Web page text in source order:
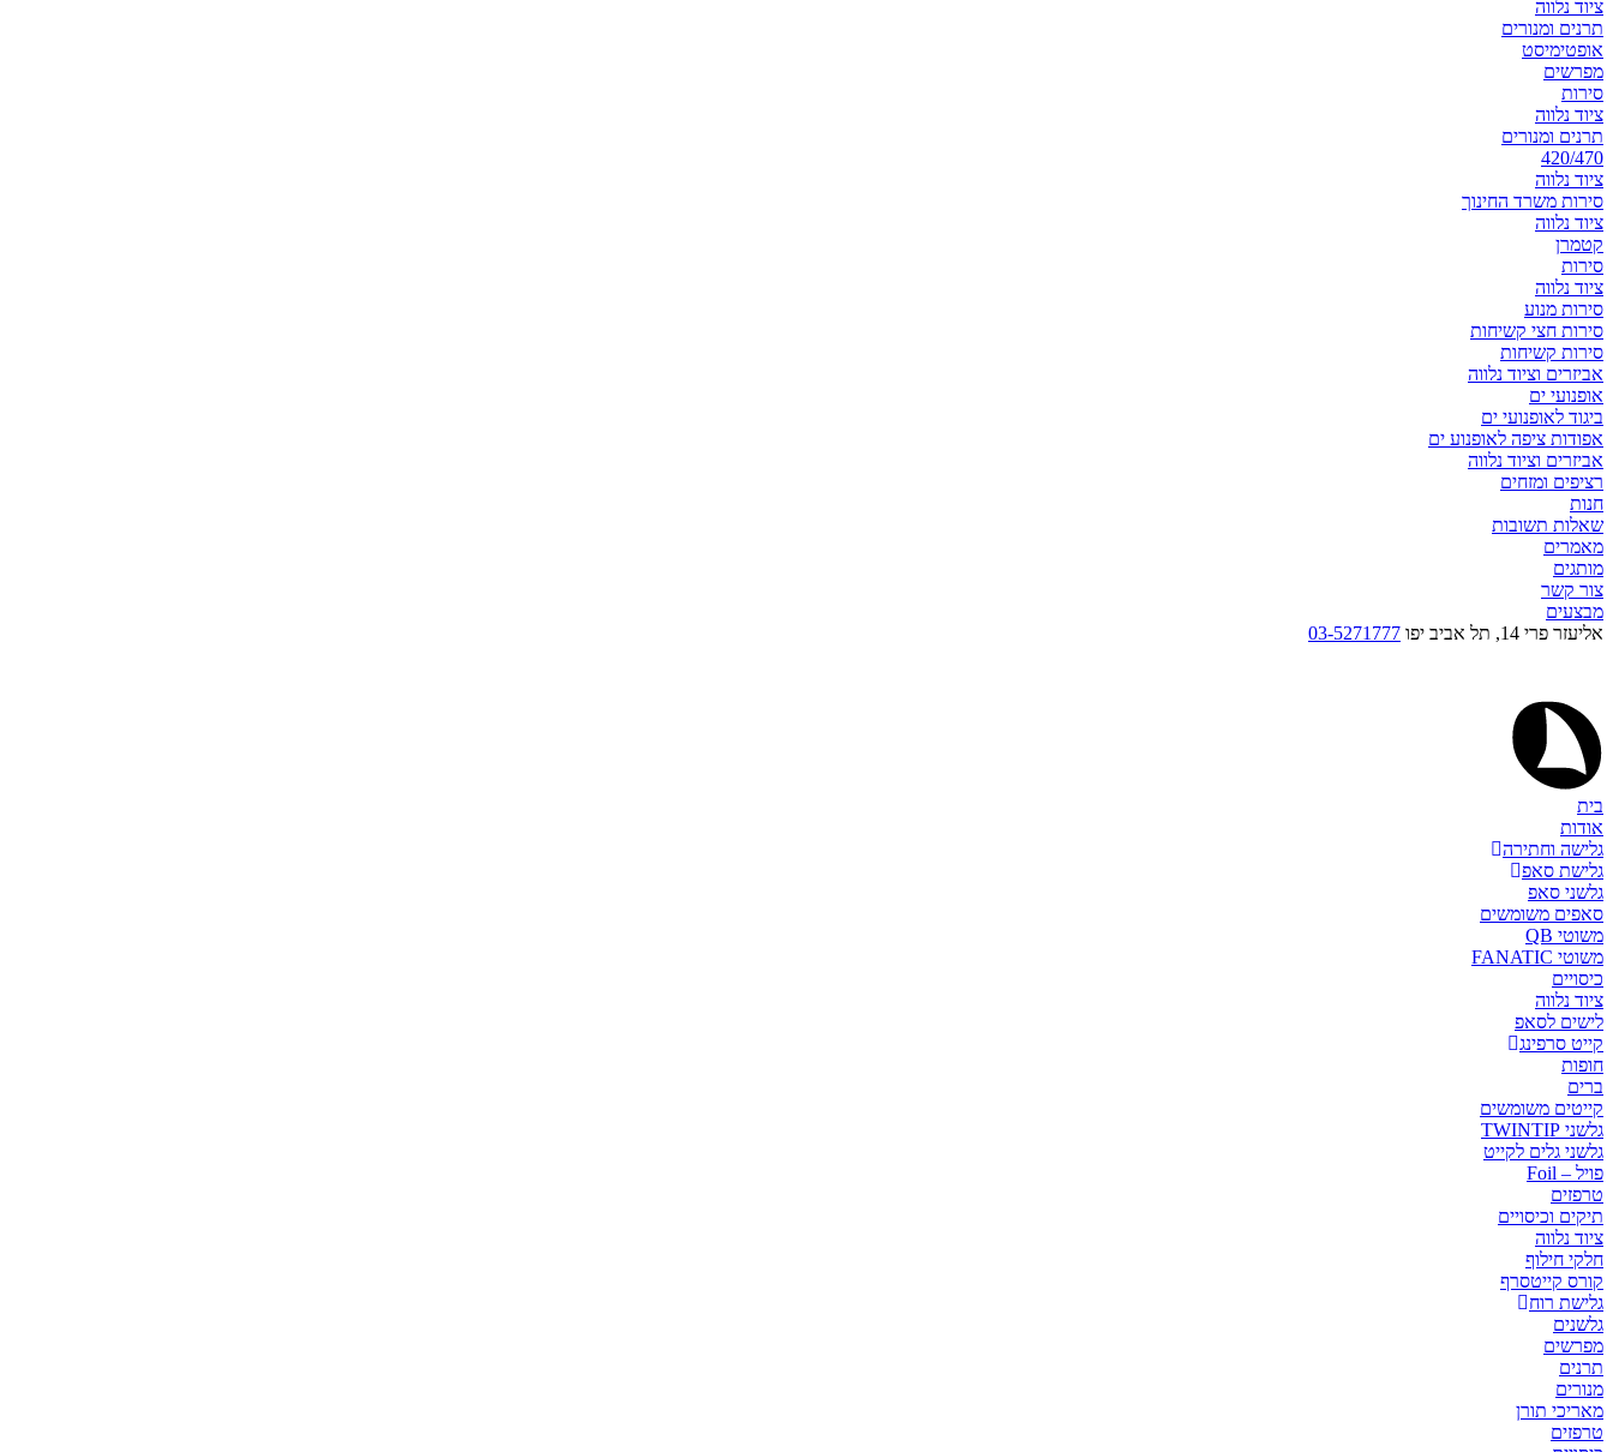
ציוד נלווה
תרנים ומנורים
אופטימיסט
מפרשים
סירות
ציוד נלווה
תרנים ומנורים
420/470
ציוד נלווה
סירות משרד החינוך
ציוד נלווה
קטמרן
סירות
ציוד נלווה
סירות מנוע
סירות חצי קשיחות
סירות קשיחות
אביזרים וציוד נלווה
אופנועי ים
ביגוד לאופנועי ים
אפודות ציפה לאופנוע ים
אביזרים וציוד נלווה
רציפים ומזחים
חנות
שאלות תשובות
מאמרים
מותגים
צור קשר
מבצעים
אליעזר פרי 14, תל אביב יפו
03-5271777
בית
אודות
גלישה וחתירה
גלישת סאפ
גלשני סאפ
סאפים משומשים
משוטי QB
משוטי FANATIC
כיסויים
ציוד נלווה
לישים לסאפ
קייט סרפינג
חופות
ברים
קייטים משומשים
גלשני TWINTIP
גלשני גלים לקייט
פויל – Foil
טרפזים
תיקים וכיסויים
ציוד נלווה
חלקי חילוף
קורס קייטסרף
גלישת רוח
גלשנים
מפרשים
תרנים
מנורים
מאריכי תורן
טרפזים